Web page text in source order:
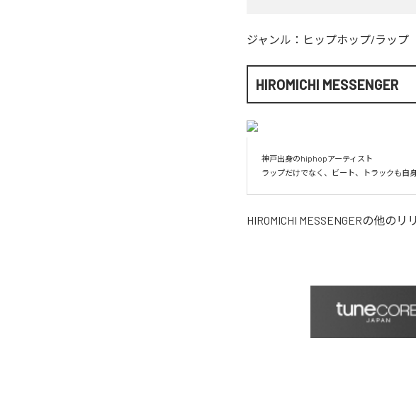
ジャンル： ヒップホップ/ラップ
HIROMICHI MESSENGER
神戸出身のhiphopアーティスト
HIROMICHI MESSENGERの他のリ